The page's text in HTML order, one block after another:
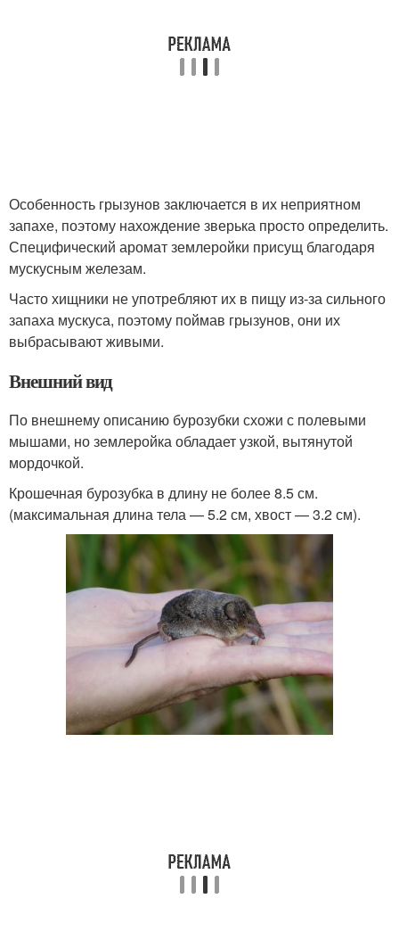
Особенность грызунов заключается в их неприятном
запахе, поэтому нахождение зверька просто определить.
Специфический аромат землеройки присущ благодаря
мускусным железам.
Часто хищники не употребляют их в пищу из-за сильного
запаха мускуса, поэтому поймав грызунов, они их
выбрасывают живыми.
Внешний вид
По внешнему описанию бурозубки схожи с полевыми
мышами, но землеройка обладает узкой, вытянутой
мордочкой.
Крошечная бурозубка в длину не более 8.5 см.
(максимальная длина тела — 5.2 см, хвост — 3.2 см).